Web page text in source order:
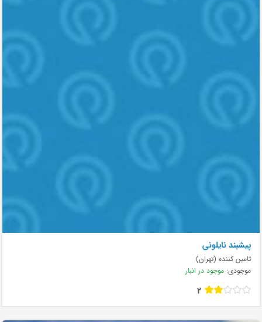
پیشبند نایلونی
تامین کننده (تهران)
موجودی: موجود در انبار
2